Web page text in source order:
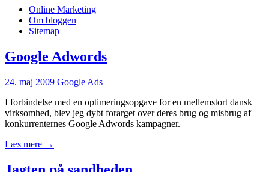
Online Marketing
Om bloggen
Sitemap
Google Adwords
24. maj 2009 Google Ads
I forbindelse med en optimeringsopgave for en mellemstort dansk
virksomhed, blev jeg dybt forarget over deres brug og misbrug af
konkurrenternes Google Adwords kampagner.
Læs mere →